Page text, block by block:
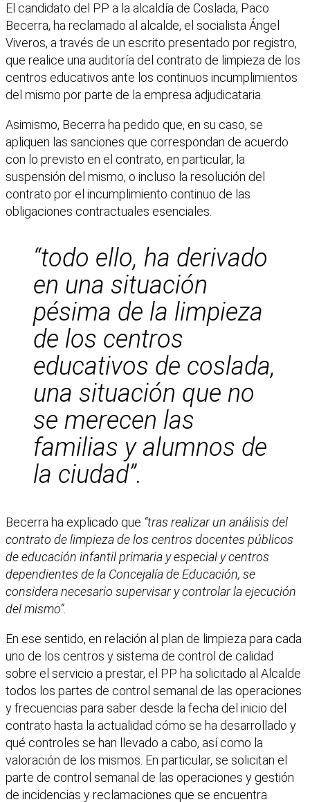
El candidato del PP a la alcaldía de Coslada, Paco
Becerra, ha reclamado al alcalde, el socialista Ángel
Viveros, a través de un escrito presentado por registro,
que realice una auditoría del contrato de limpieza de los
centros educativos ante los continuos incumplimientos
del mismo por parte de la empresa adjudicataria.
Asimismo, Becerra ha pedido que, en su caso, se
apliquen las sanciones que correspondan de acuerdo
con lo previsto en el contrato, en particular, la
suspensión del mismo, o incluso la resolución del
contrato por el incumplimiento continuo de las
obligaciones contractuales esenciales.
“todo ello, ha derivado
en una situación
pésima de la limpieza
de los centros
educativos de coslada,
una situación que no
se merecen las
familias y alumnos de
la ciudad”.
Becerra ha explicado que “tras realizar un análisis del
contrato de limpieza de los centros docentes públicos
de educación infantil primaria y especial y centros
dependientes de la Concejalía de Educación, se
considera necesario supervisar y controlar la ejecución
del mismo”.
En ese sentido, en relación al plan de limpieza para cada
uno de los centros y sistema de control de calidad
sobre el servicio a prestar, el PP ha solicitado al Alcalde
todos los partes de control semanal de las operaciones
y frecuencias para saber desde la fecha del inicio del
contrato hasta la actualidad cómo se ha desarrollado y
qué controles se han llevado a cabo, así como la
valoración de los mismos. En particular, se solicitan el
parte de control semanal de las operaciones y gestión
de incidencias y reclamaciones que se encuentra